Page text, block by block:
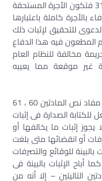
عشر سنوات تنتهى فى 31/10/2002 فتكون الأجرة المستحقة
بالأجرة كاملة باعتبارها
للتحقيق لإثبات ذلك
المطعون فيه هذا الدفاع
مخالفة للنظام العام
غير موقعة مما يعيبه
وحيث إن هذا النعى سديد ذلك أن مفاد نص المادتين 60 ، 61
الصدارة فى إثبات
يجوز إثبات ما يخالفها أو
أو انقضائها متى بلغت
بالبينة للوقائع والتصرفات
أباح الإثبات بالبينة فى
التاليتين – إلا أنه من